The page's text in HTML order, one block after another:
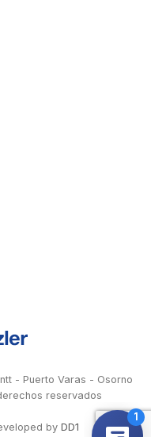
- Puerto Varas - Osorno
reservados
by DD1